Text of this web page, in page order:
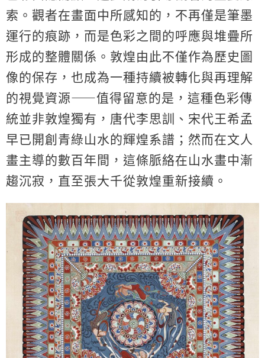
索。觀者在畫面中所感知的，不再僅是筆墨
運行的痕跡，而是色彩之間的呼應與堆疊所
形成的整體關係。敦煌由此不僅作為歷史圖
像的保存，也成為一種持續被轉化與再理解
的視覺資源⸺值得留意的是，這種色彩傳
統並非敦煌獨有，唐代李思訓、宋代王希孟
早已開創青綠山水的輝煌系譜；然而在文人
畫主導的數百年間，這條脈絡在山水畫中漸
趨沉寂，直至張大千從敦煌重新接續。